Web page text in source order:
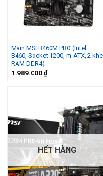
Main MSI B460M PRO (Intel
B460, Socket 1200, m-ATX, 2 khe
RAM DDR4)
1.989.000₫
HẾT HÀNG